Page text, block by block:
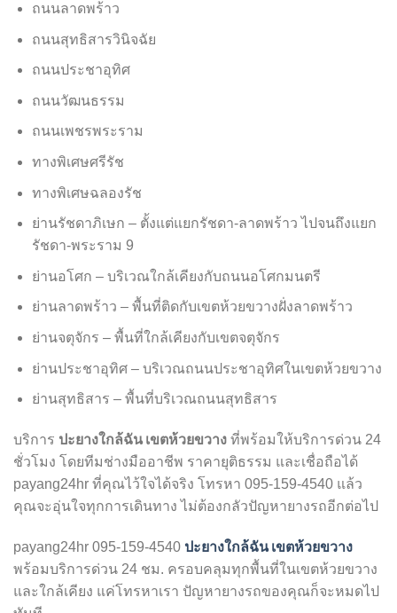
ถนนลาดพร้าว
ถนนสุทธิสารวินิจฉัย
ถนนประชาอุทิศ
ถนนวัฒนธรรม
ถนนเพชรพระราม
ทางพิเศษศรีรัช
ทางพิเศษฉลองรัช
ย่านรัชดาภิเษก – ตั้งแต่แยกรัชดา-ลาดพร้าว ไปจนถึงแยก
รัชดา-พระราม 9
ย่านอโศก – บริเวณใกล้เคียงกับถนนอโศกมนตรี
ย่านลาดพร้าว – พื้นที่ติดกับเขตห้วยขวางฝั่งลาดพร้าว
ย่านจตุจักร – พื้นที่ใกล้เคียงกับเขตจตุจักร
ย่านประชาอุทิศ – บริเวณถนนประชาอุทิศในเขตห้วยขวาง
ย่านสุทธิสาร – พื้นที่บริเวณถนนสุทธิสาร
บริการ ปะยางใกล้ฉัน เขตห้วยขวาง ที่พร้อมให้บริการด่วน 24
ชั่วโมง โดยทีมช่างมืออาชีพ ราคายุติธรรม และเชื่อถือได้
payang24hr ที่คุณไว้ใจได้จริง โทรหา 095-159-4540 แล้ว
คุณจะอุ่นใจทุกการเดินทาง ไม่ต้องกลัวปัญหายางรถอีกต่อไป
payang24hr 095-159-4540 ปะยางใกล้ฉัน เขตห้วยขวาง
พร้อมบริการด่วน 24 ชม. ครอบคลุมทุกพื้นที่ในเขตห้วยขวาง
และใกล้เคียง แค่โทรหาเรา ปัญหายางรถของคุณก็จะหมดไป